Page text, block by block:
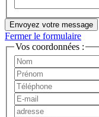
Envoyez votre message
Fermer le formulaire
Vos coordonnées :